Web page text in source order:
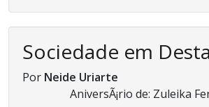
Sociedade em
Por Neide Uriarte
AniversÃ¡rio de: Zuleika